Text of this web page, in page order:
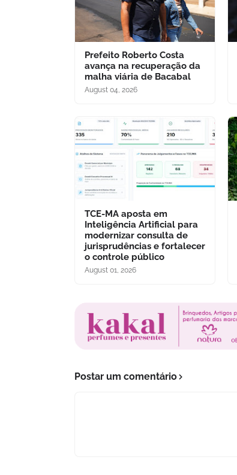
Prefeito Roberto Costa
avança na recuperação da
malha viária de Bacabal
August 04, 2026
TCE-MA aposta em
Inteligência Artificial para
modernizar consulta de
jurisprudências e fortalecer
o controle público
August 01, 2026
Postar um comentário